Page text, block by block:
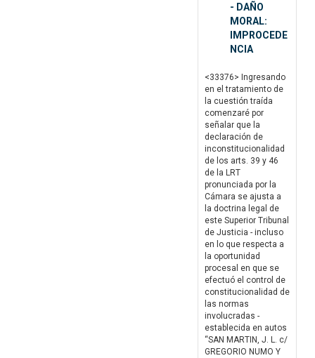
- DAÑO
MORAL:
IMPROCEDE
NCIA
<33376> Ingresando
en el tratamiento de
la cuestión traída
comenzaré por
señalar que la
declaración de
inconstitucionalidad
de los arts. 39 y 46
de la LRT
pronunciada por la
Cámara se ajusta a
la doctrina legal de
este Superior Tribunal
de Justicia - incluso
en lo que respecta a
la oportunidad
procesal en que se
efectuó el control de
constitucionalidad de
las normas
involucradas -
establecida en autos
“SAN MARTIN, J. L. c/
GREGORIO NUMO Y